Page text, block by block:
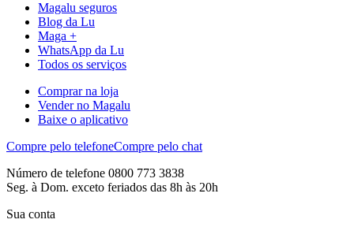
Magalu seguros
Blog da Lu
Maga +
WhatsApp da Lu
Todos os serviços
Comprar na loja
Vender no Magalu
Baixe o aplicativo
Compre pelo telefoneCompre pelo chat
Número de telefone 0800 773 3838
Seg. à Dom. exceto feriados das 8h às 20h
Sua conta